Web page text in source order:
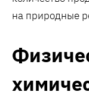
на природные